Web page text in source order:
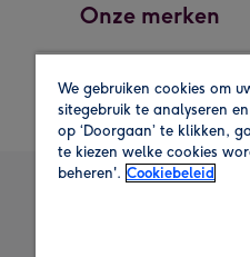
Onze merken
We gebruiken cookies om
sitegebruik te analyseren
op ‘Doorgaan’ te klikken,
te kiezen welke cookies
beheren'. Cookiebeleid